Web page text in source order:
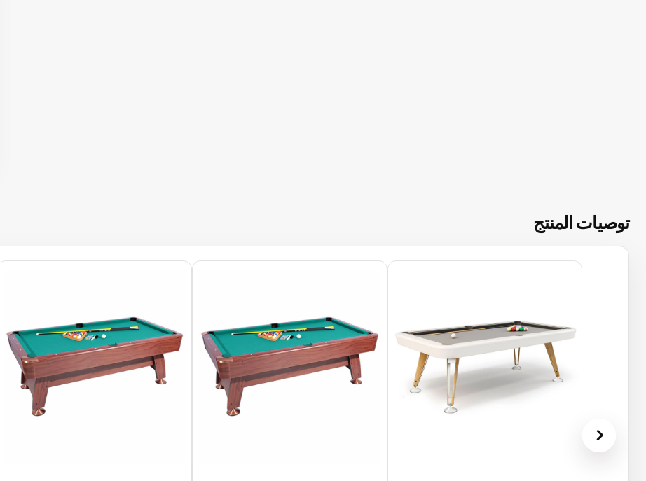
توصيات المنتج